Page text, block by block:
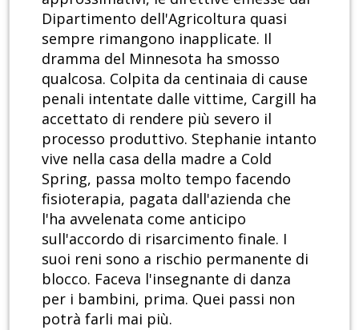
Dipartimento dell'Agricoltura quasi
sempre rimangono inapplicate. Il
dramma del Minnesota ha smosso
qualcosa. Colpita da centinaia di cause
penali intentate dalle vittime, Cargill ha
accettato di rendere più severo il
processo produttivo. Stephanie intanto
vive nella casa della madre a Cold
Spring, passa molto tempo facendo
fisioterapia, pagata dall'azienda che
l'ha avvelenata come anticipo
sull'accordo di risarcimento finale. I
suoi reni sono a rischio permanente di
blocco. Faceva l'insegnante di danza
per i bambini, prima. Quei passi non
potrà farli mai più.